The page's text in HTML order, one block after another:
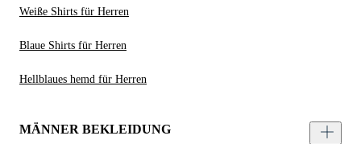
Weiße Shirts für Herren
Blaue Shirts für Herren
Hellblaues hemd für Herren
MÄNNER BEKLEIDUNG